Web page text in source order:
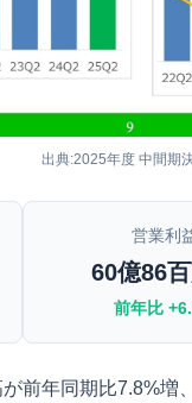
出典:2025年度 中間期
営業利
60億86
前年比
前年同期比7.8%